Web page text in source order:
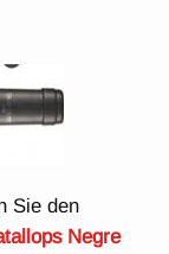
Sie den
Negre